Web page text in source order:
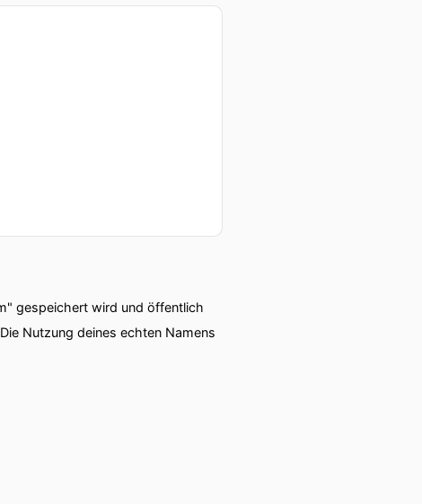
gespeichert wird und öffentlich
Nutzung deines echten Namens